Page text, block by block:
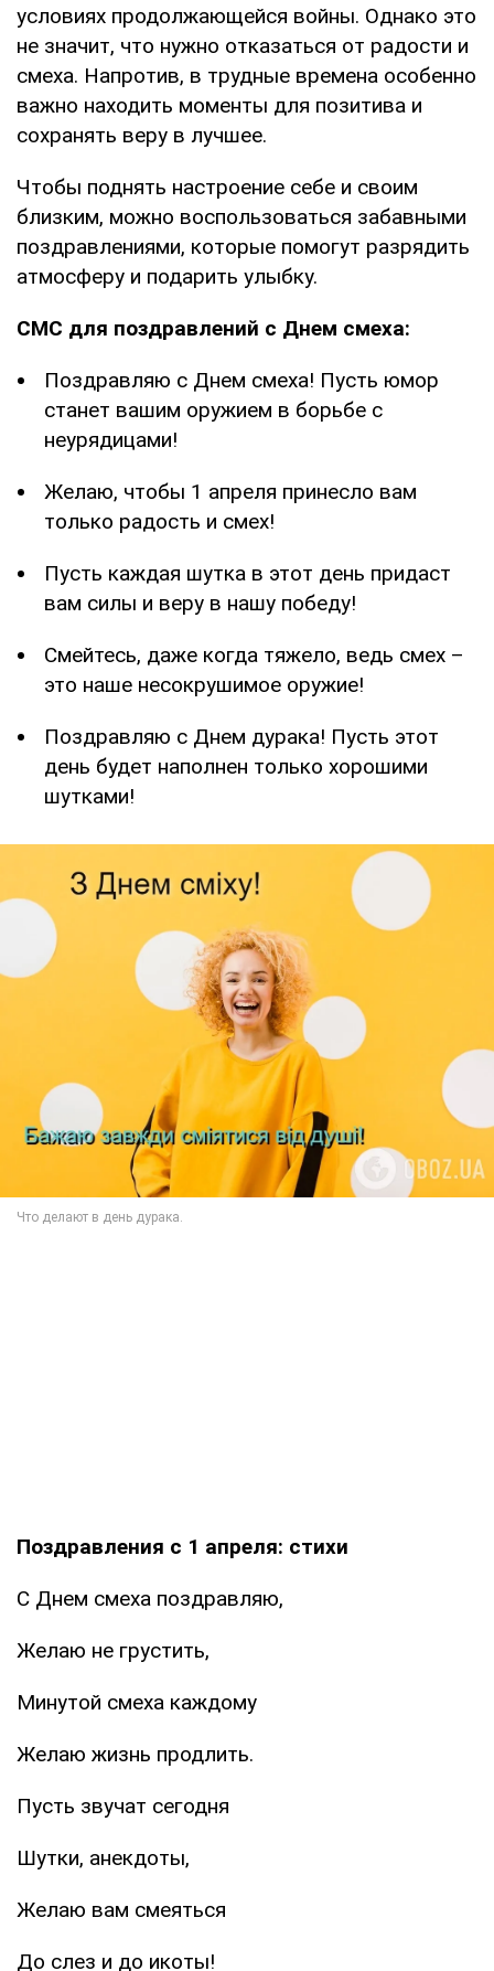
условиях продолжающейся войны. Однако это
не значит, что нужно отказаться от радости и
смеха. Напротив, в трудные времена особенно
важно находить моменты для позитива и
сохранять веру в лучшее.
Чтобы поднять настроение себе и своим
близким, можно воспользоваться забавными
поздравлениями, которые помогут разрядить
атмосферу и подарить улыбку.
СМС для поздравлений с Днем смеха:
Поздравляю с Днем смеха! Пусть юмор
станет вашим оружием в борьбе с
неурядицами!
Желаю, чтобы 1 апреля принесло вам
только радость и смех!
Пусть каждая шутка в этот день придаст
вам силы и веру в нашу победу!
Смейтесь, даже когда тяжело, ведь смех –
это наше несокрушимое оружие!
Поздравляю с Днем дурака! Пусть этот
день будет наполнен только хорошими
шутками!
Поздравления с 1 апреля: стихи
С Днем смеха поздравляю,
Желаю не грустить,
Минутой смеха каждому
Желаю жизнь продлить.
Пусть звучат сегодня
Шутки, анекдоты,
Желаю вам смеяться
До слез и до икоты!